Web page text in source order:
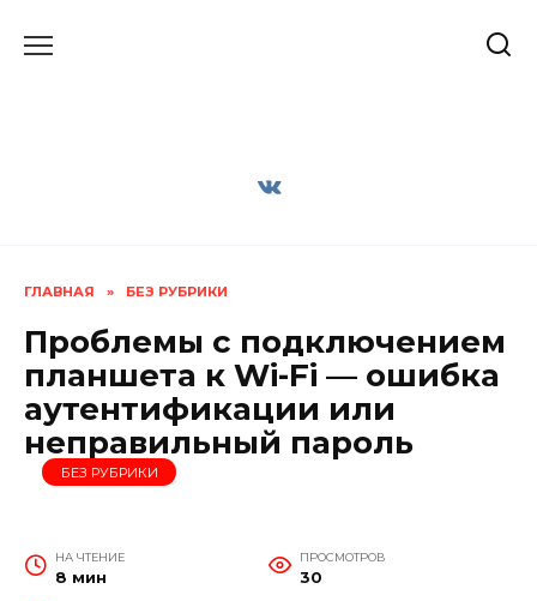
ГЛАВНАЯ » БЕЗ РУБРИКИ
Проблемы с подключением
планшета к Wi-Fi — ошибка
аутентификации или
неправильный пароль
БЕЗ РУБРИКИ
НА ЧТЕНИЕ
8 мин
ПРОСМОТРОВ
30